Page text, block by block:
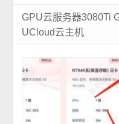
GPU云服务器3080Ti
UCloud云主机